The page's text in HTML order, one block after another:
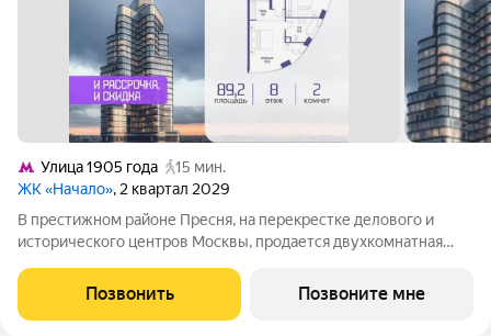
Улица 1905 года
15 мин.
ЖК «Начало», 2 квартал 2029
В престижном районе Пресня, на перекрестке делового и
исторического центров Москвы, продается двухкомнатная
находится на 8 этаже 24-этажного дома, в новом элитном
жилом комплексе «Начало» от
Позвонить Позвоните мне